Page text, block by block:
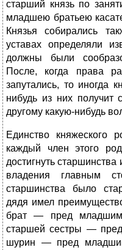
старший князь по
младшею братьею
Князья собирались
уставах определяли
должны были
После, когда права
запутались, то иногда
нибудь из них получит
другому какую-нибудь
Единство княжеского
каждый член этого
достигнуть
владения главным
старшинства было
дядя имел
брат — пред
старшей сестры —
шурин — пред